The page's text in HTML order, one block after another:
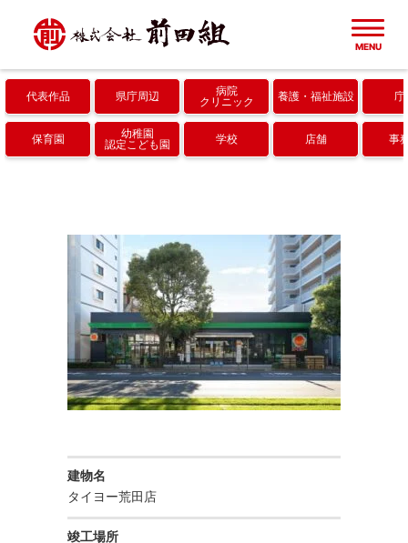
MENU
ホーム
建築実績一覧
病院・クリニック
養護・福祉施設
公共施設
成果・取り組み
採用情報
お知らせ
お問い合わせ
代表作品 県庁周辺
病院
クリニック
養護 福祉施設 庁
保育園
幼稚園
認定こども園
学校 店舗 事
建物名
タイヨー荒田店
竣工場所